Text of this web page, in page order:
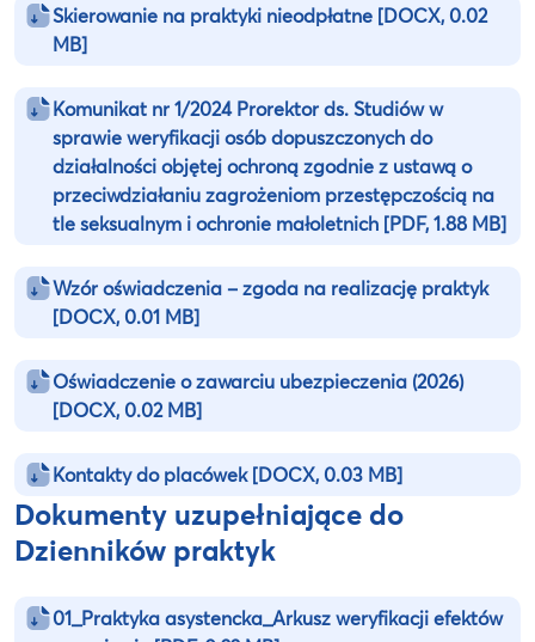
Skierowanie na praktyki nieodpłatne [DOCX, 0.02
MB]
Komunikat nr 1/2024 Prorektor ds. Studiów w
sprawie weryfikacji osób dopuszczonych do
działalności objętej ochroną zgodnie z ustawą o
przeciwdziałaniu zagrożeniom przestępczością na
tle seksualnym i ochronie małoletnich [PDF, 1.88 MB]
Wzór oświadczenia – zgoda na realizację praktyk
[DOCX, 0.01 MB]
Oświadczenie o zawarciu ubezpieczenia (2026)
[DOCX, 0.02 MB]
Kontakty do placówek[DOCX, 0.03 MB]
Dokumenty uzupełniające do
Dzienników praktyk
01_Praktyka asystencka_Arkusz weryfikacji efektów